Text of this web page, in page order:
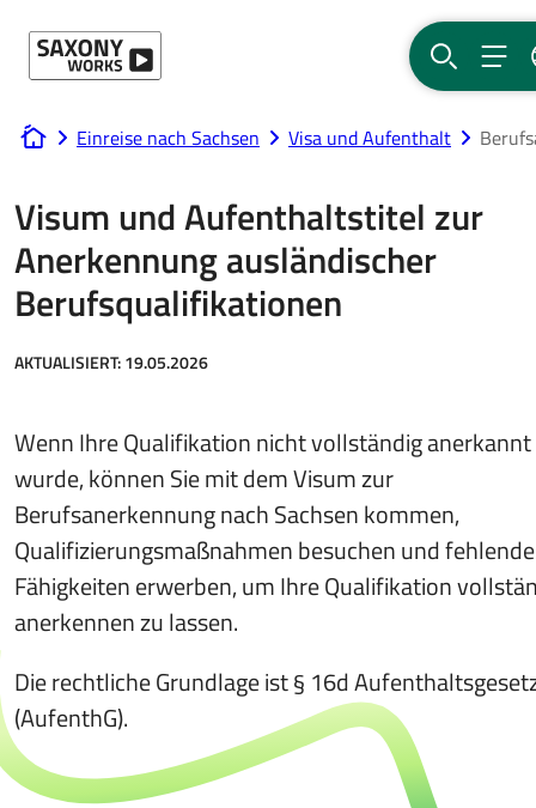
SUCHE
www.saxony-works.com
Einreise nach Sachsen Visa und Aufenthalt
Visum und Aufenthaltstitel zur
Anerkennung ausländischer
Berufsqualifikationen
AKTUALISIERT:19.05.2026
Wenn Ihre Qualifikation nicht vollständig anerkannt
wurde, können Sie mit dem Visum zur
Berufsanerkennung nach Sachsen kommen,
Qualifizierungsmaßnahmen besuchen und fehlende
Fähigkeiten erwerben, um Ihre Qualifikation
anerkennen zu lassen.
Die rechtliche Grundlage ist § 16d
(AufenthG).